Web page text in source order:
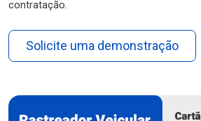
contratação.
Solicite uma demonstração